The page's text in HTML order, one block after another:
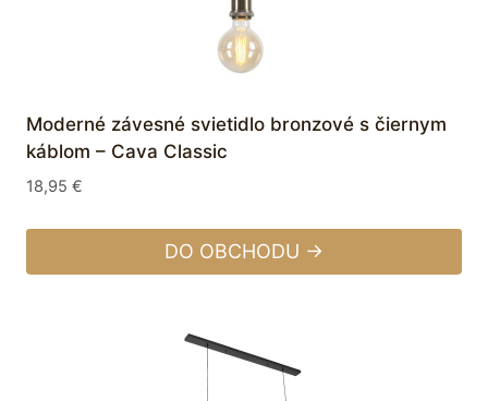
Moderné závesné svietidlo bronzové s čiernym
káblom – Cava Classic
18,95 €
DO OBCHODU →